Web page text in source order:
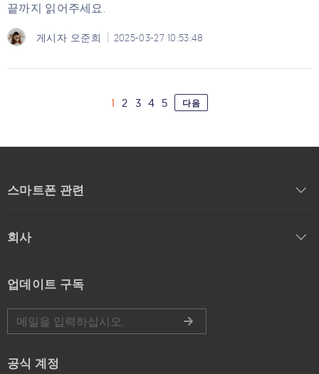
끝까지 읽어주세요.
게시자 오준희 2025-03-27 10:53:48
1 2 3 4 5 다음
스마트폰 관련
회사
업데이트 구독
공식 계정